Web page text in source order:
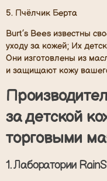
5. Пчёлчик Берта
Burt’s Bees известны
уходу за кожей; Их
Они изготовлены из
и защищают кожу
за детской
торговыми
1.Лаборатории